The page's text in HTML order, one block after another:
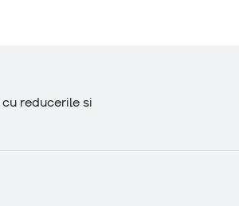
reducerile si